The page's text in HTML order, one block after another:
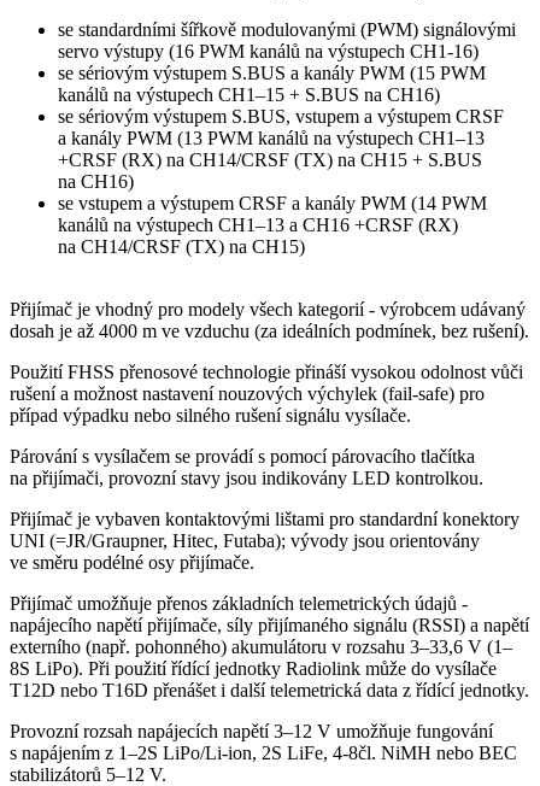
se standardními šířkově modulovanými (PWM) signálovými
servo výstupy (16 PWM kanálů na výstupech CH1-16)
se sériovým výstupem S.BUS a kanály PWM (15 PWM
kanálů na výstupech CH1–15 + S.BUS na CH16)
se sériovým výstupem S.BUS, vstupem a výstupem CRSF
a kanály PWM (13 PWM kanálů na výstupech CH1–13
+CRSF (RX) na CH14/CRSF (TX) na CH15 + S.BUS
na CH16)
se vstupem a výstupem CRSF a kanály PWM (14 PWM
kanálů na výstupech CH1–13 a CH16 +CRSF (RX)
na CH14/CRSF (TX) na CH15)
Přijímač je vhodný pro modely všech kategorií - výrobcem udávaný
dosah je až 4000 m ve vzduchu (za ideálních podmínek, bez rušení).
Použití FHSS přenosové technologie přináší vysokou odolnost vůči
rušení a možnost nastavení nouzových výchylek (fail-safe) pro
případ výpadku nebo silného rušení signálu vysílače.
Párování s vysílačem se provádí s pomocí párovacího tlačítka
na přijímači, provozní stavy jsou indikovány LED kontrolkou.
Přijímač je vybaven kontaktovými lištami pro standardní konektory
UNI (=JR/Graupner, Hitec, Futaba); vývody jsou orientovány
ve směru podélné osy přijímače.
Přijímač umožňuje přenos základních telemetrických údajů -
napájecího napětí přijímače, síly přijímaného signálu (RSSI) a napětí
externího (např. pohonného) akumulátoru v rozsahu 3–33,6 V (1–
8S LiPo). Při použití řídící jednotky Radiolink může do vysílače
T12D nebo T16D přenášet i další telemetrická data z řídící jednotky.
Provozní rozsah napájecích napětí 3–12 V umožňuje fungování
s napájením z 1–2S LiPo/Li-ion, 2S LiFe, 4-8čl. NiMH nebo BEC
stabilizátorů 5–12 V.